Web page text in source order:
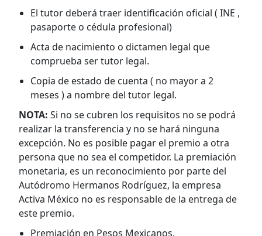
El tutor deberá traer identificación oficial ( INE ,
pasaporte o cédula profesional)
Acta de nacimiento o dictamen legal que
comprueba ser tutor legal.
Copia de estado de cuenta ( no mayor a 2
meses ) a nombre del tutor legal.
NOTA: Si no se cubren los requisitos no se podrá
realizar la transferencia y no se hará ninguna
excepción. No es posible pagar el premio a otra
persona que no sea el competidor. La premiación
monetaria, es un reconocimiento por parte del
Autódromo Hermanos Rodríguez, la empresa
Activa México no es responsable de la entrega de
este premio.
Premiación en Pesos Mexicanos.